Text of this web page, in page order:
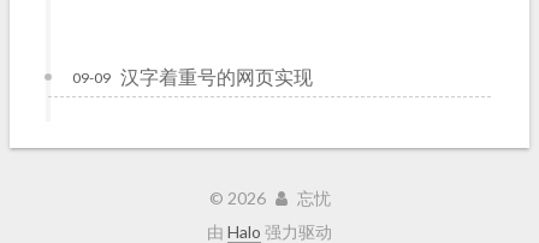
汉字着重号的网页实现
09-09
© 2026
忘忧
由 Halo 强力驱动